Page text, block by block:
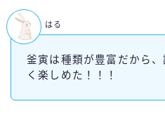
釜寅は種類が豊富だから
く楽しめた！！！
はる